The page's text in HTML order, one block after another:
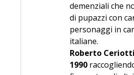
demenziali che
di pupazzi con
personaggi in
italiane.
Roberto
1990